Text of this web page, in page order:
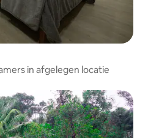
in afgelegen locatie